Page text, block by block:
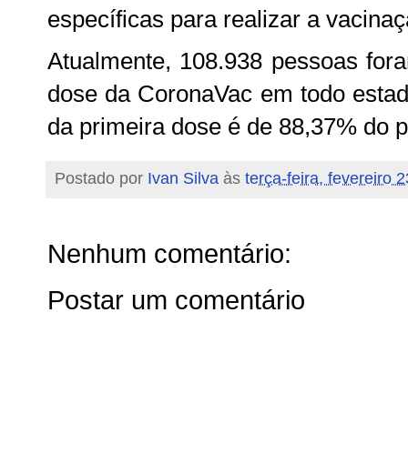
específicas para realizar a
Atualmente, 108.938 pessoas
dose da CoronaVac em todo
da primeira dose é de 88,37% do
Postado por Ivan Silva às terça-feira, fevereiro
Nenhum comentário:
Postar um comentário